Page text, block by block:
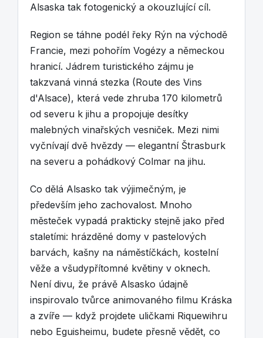
Alsaska tak fotogenický a okouzlující cíl.
Region se táhne podél řeky Rýn na východě
Francie, mezi pohořím Vogézy a německou
hranicí. Jádrem turistického zájmu je
takzvaná vinná stezka (Route des Vins
d'Alsace), která vede zhruba 170 kilometrů
od severu k jihu a propojuje desítky
malebných vinařských vesniček. Mezi nimi
vyčnívají dvě hvězdy — elegantní Štrasburk
na severu a pohádkový Colmar na jihu.
Co dělá Alsasko tak výjimečným, je
především jeho zachovalost. Mnoho
městeček vypadá prakticky stejně jako před
staletími: hrázděné domy v pastelových
barvách, kašny na náměstíčkách, kostelní
věže a všudypřítomné květiny v oknech.
Není divu, že právě Alsasko údajně
inspirovalo tvůrce animovaného filmu Kráska
a zvíře — když projdete uličkami Riquewihru
nebo Eguisheimu, budete přesně vědět, co